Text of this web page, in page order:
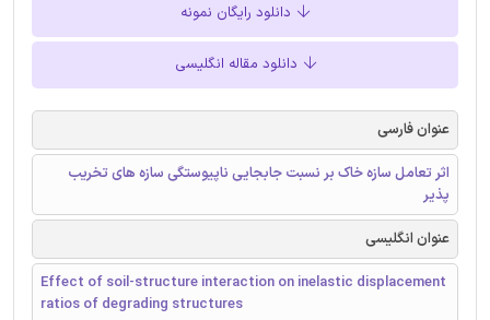
دانلود رایگان نمونه
دانلود مقاله انگلیسی
عنوان فارسی
اثر تعامل سازه خاک بر نسبت جابجایی ناپیوستگی سازه های تخریب
پذیر
عنوان انگلیسی
Effect of soil-structure interaction on inelastic displacement
ratios of degrading structures